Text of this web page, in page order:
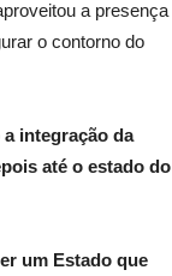
a presença
o contorno do
integração da
até o estado do
um Estado que